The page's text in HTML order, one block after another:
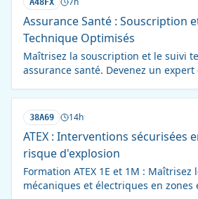
A48FX
Assurance Santé : Souscription
Technique Optimisés
Maîtrisez la souscription et le suivi
assurance santé. Devenez un
38A69 14h
ATEX : Interventions sécurisées
risque d'explosion
Formation ATEX 1E et 1M :
mécaniques et électriques en zones